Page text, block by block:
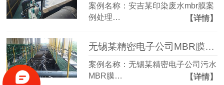
案例名称：安吉某印染废水mbr膜案
例处理…
【详情】
无锡某精密电子公司MBR膜案例
案例名称：无锡某精密电子公司污水
MBR膜…
【详情】